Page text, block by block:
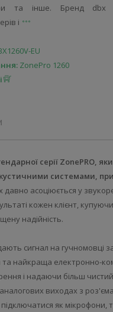
та інше. Бренд dbx
і
EU
ZonePro 1260
серії ZonePRO,
системами,
давно асоціюється у
кожен клієнт,
надійність.
сигнал на гучномовці
та найкраща електронно-
і надаючи більш чистий
виходах з
як мікрофони,